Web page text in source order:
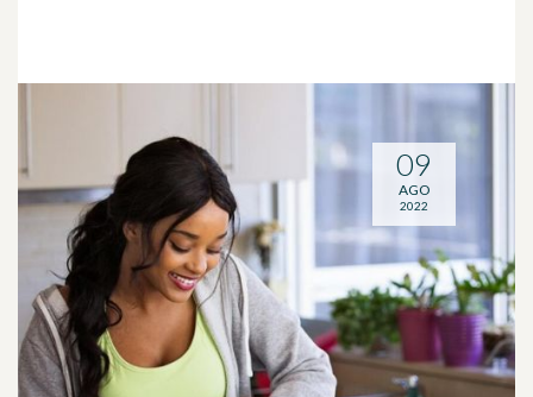
09
AGO
2022